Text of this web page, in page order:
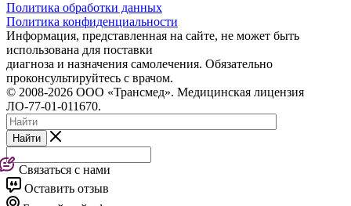
Политика обработки данных
Политика конфиденциальности
Информация, представленная на сайте, не может быть
использована для поставки
диагноза и назначения самолечения. Обязательно
проконсультируйтесь с врачом.
© 2008-2026 ООО «Трансмед». Медицинская лицензия
ЛО-77-01-011670.
Найти
Связаться с нами
Оставить отзыв